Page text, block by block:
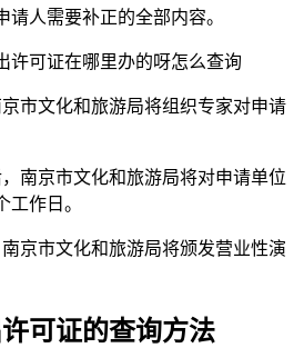
人需要补正的全部内容。
市文化和旅游局将组织专家对申请
南京市文化和旅游局将对申请单位
工作日。
京市文化和旅游局将颁发营业性演
可证的查询方法